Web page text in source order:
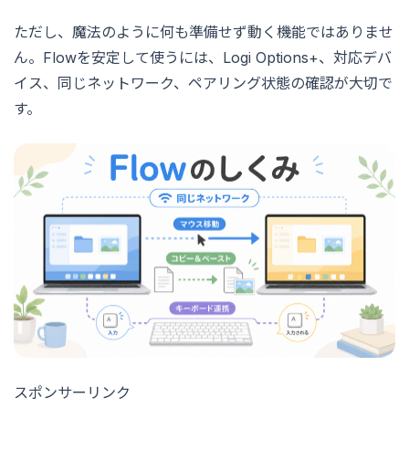
ただし、魔法のように何も準備せず動く機能ではありませ
ん。Flowを安定して使うには、Logi Options+、対応デバ
イス、同じネットワーク、ペアリング状態の確認が大切で
す。
スポンサーリンク